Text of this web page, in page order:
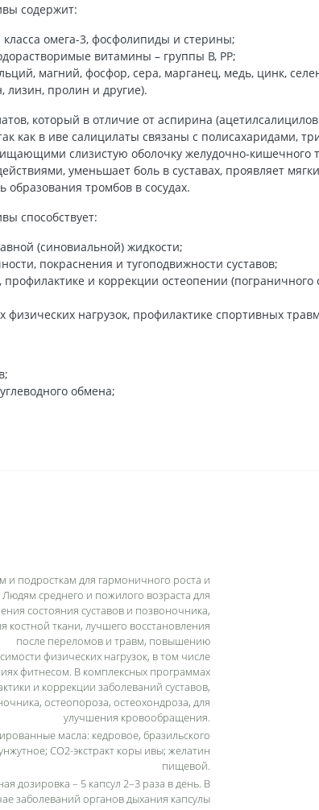
содержит:
омега-3, фосфолипиды и стерины;
витамины – группы В, РР;
магний, фосфор, сера, марганец, медь, цинк,
пролин и другие).
который в отличие от аспирина
как в иве салицилаты связаны с полисахаридами,
слизистую оболочку желудочно-кишечного
уменьшает боль в суставах, проявляет
образования тромбов в сосудах.
способствует:
(синовиальной) жидкости;
покраснения и тугоподвижности суставов;
и коррекции остеопении
нагрузок, профилактике спортивных
обмена;
и подросткам для гармоничного роста и
Людям среднего и пожилого возраста для
состояния суставов и позвоночника,
костной ткани, лучшего восстановления
после переломов и травм, повышению
физических нагрузок, в том числе
фитнесом. В комплексных программах
и коррекции заболеваний суставов,
остеопороза, остеохондроза, для
улучшения кровообращения.
масла: кедровое, бразильского
СО2-экстракт коры ивы; желатин
пищевой.
дозировка – 5 капсул 2–3 раза в день. В
заболеваний органов дыхания капсулы